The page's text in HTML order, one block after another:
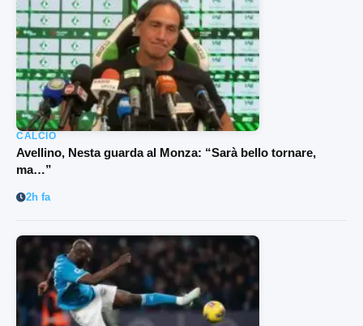
CALCIO
Avellino, Nesta guarda al Monza: “Sarà bello tornare,
ma…”
2h fa